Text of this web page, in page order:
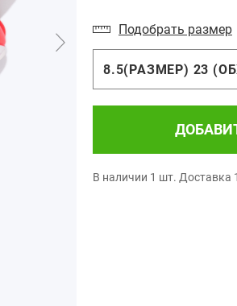
Подобрать размер
8.5(РАЗМЕР) 23
В наличии 1 шт. Доставка